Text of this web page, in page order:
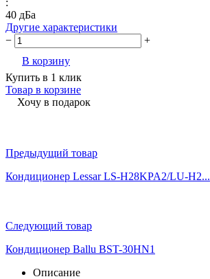
:
40 дБа
Другие характеристики
−
+
В корзину
Купить в 1 клик
Товар в корзине
Хочу в подарок
Предыдущий товар
Кондиционер Lessar LS-H28KPA2/LU-H2...
Следующий товар
Кондиционер Ballu BST-30HN1
Описание